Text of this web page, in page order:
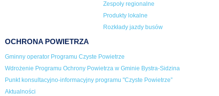
Zespoły regionalne
Produkty lokalne
Rozkłady jazdy busów
OCHRONA POWIETRZA
Gminny operator Programu Czyste Powietrze
Wdrożenie Programu Ochrony Powietrza w Gminie Bystra-Sidzina
Punkt konsultacyjno-informacyjny programu "Czyste Powietrze”
Aktualności